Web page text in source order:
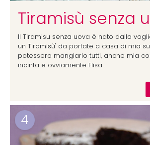
Tiramisù senza
Il Tiramisu senza uova è nato dalla
un Tiramisù' da portate a casa di mia
potessero mangiarlo tutti, anche mia
incinta e ovviamente Elisa .
4